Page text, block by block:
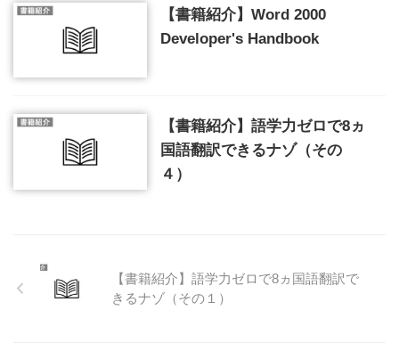
【書籍紹介】Word 2000
Developer's Handbook
【書籍紹介】語学力ゼロで8ヵ
国語翻訳できるナゾ（その
４）
【書籍紹介】語学力ゼロで8ヵ国語翻訳で
きるナゾ（その１）